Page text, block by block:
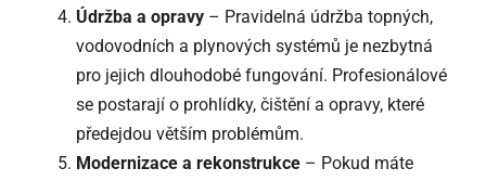
Údržba a opravy– Pravidelná údržba topných,
vodovodních a plynových systémů je nezbytná
pro jejich dlouhodobé fungování. Profesionálové
se postarají o prohlídky, čištění a opravy, které
předejdou větším problémům.
Modernizace a rekonstrukce– Pokud máte